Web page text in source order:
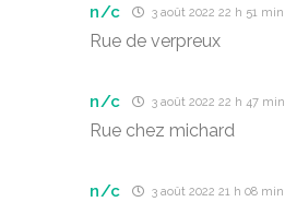
n/c 3 août 2022 22 h 51 min
Rue de verpreux
n/c 3 août 2022 22 h 47 min
Rue chez michard
n/c 3 août 2022 21 h 08 min